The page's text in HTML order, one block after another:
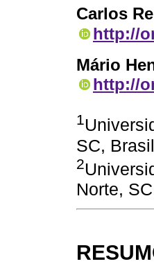
Carlos
http://
Mário
http://
1
SC, Brasil
2
Norte,